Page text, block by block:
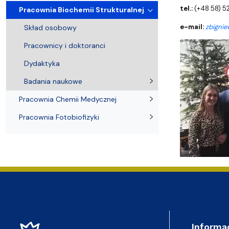
tel.:(+48 58)
e-mail:
Pracownia Biochemii Strukturalnej
Skład osobowy
Pracownicy i doktoranci
Dydaktyka
Badania naukowe
Pracownia Chemii Medycznej
Pracownia Fotobiofizyki